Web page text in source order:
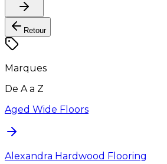
Retour
Marques
De A a Z
Aged Wide Floors
Alexandra Hardwood Flooring